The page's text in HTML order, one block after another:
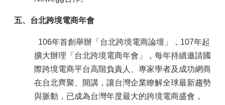
五、台北跨境電商年會
106年首創舉辦「台北跨境電商論壇」，107年起
擴大辦理「台北跨境電商年會」，每年持續邀請國
際跨境電商平台高階負責人、專家學者及成功網商
在台北齊聚、開講，讓台灣企業瞭解全球最新趨勢
與脈動，已成為台灣年度最大的跨境電商盛會，